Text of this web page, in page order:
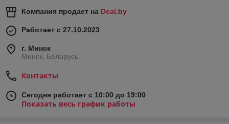
Компания продает на Deal.by
Работает с 27.10.2023
г. Минск
Минск, Беларусь
Контакты
Сегодня работает с 10:00 до 19:00
Показать весь график работы